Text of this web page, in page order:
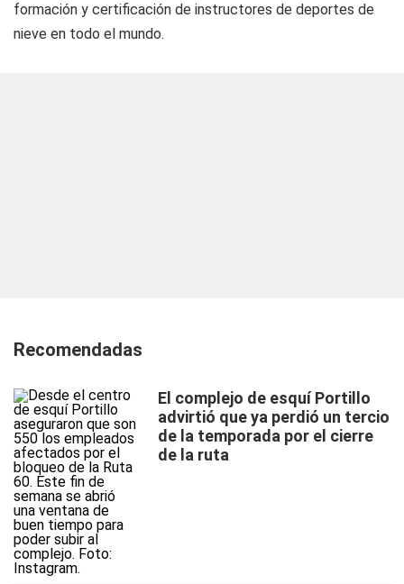
formación y certificación de instructores de deportes de
nieve en todo el mundo.
Recomendadas
El complejo de esquí Portillo
advirtió que ya perdió un tercio
de la temporada por el cierre
de la ruta